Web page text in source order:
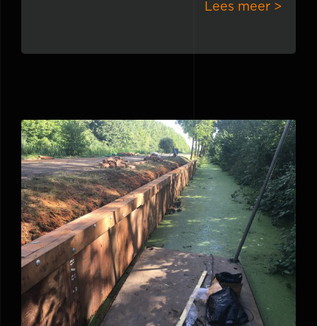
Lees meer >
Houten damwand Leerdam